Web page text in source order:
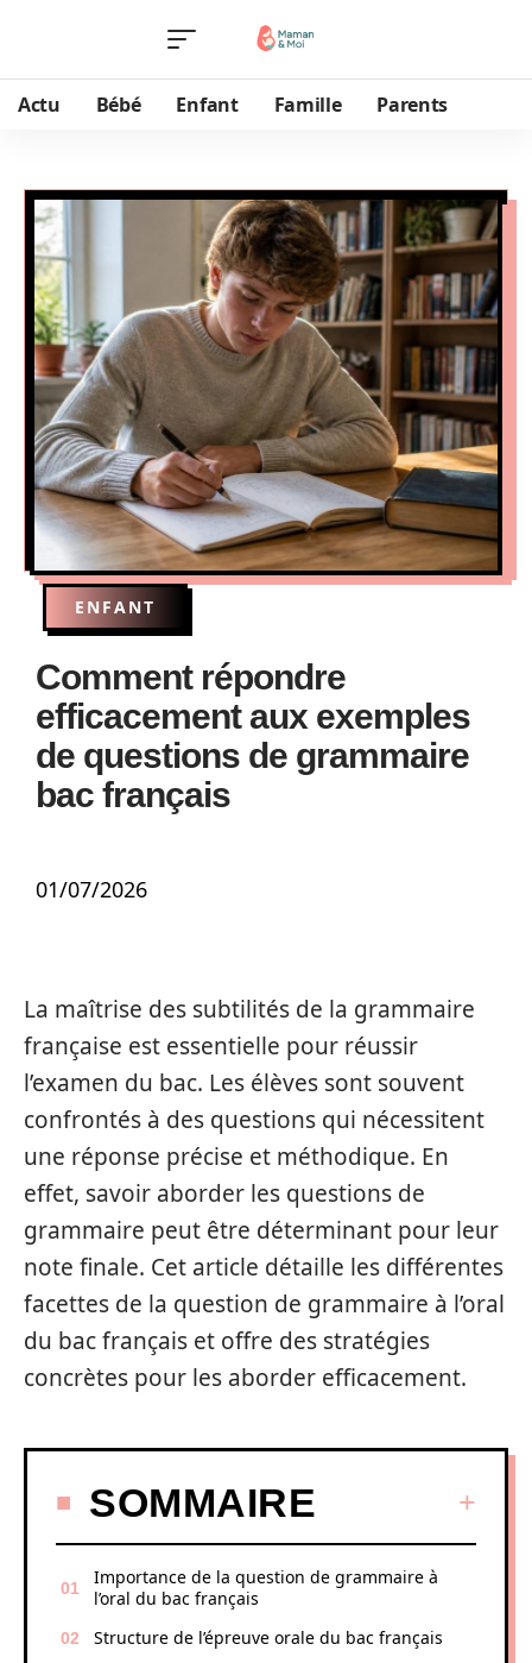
Actu Bébé Enfant Famille Parents
ENFANT
Comment répondre
efficacement aux exemples
de questions de grammaire
bac français
01/07/2026
La maîtrise des subtilités de la grammaire
française est essentielle pour réussir
l’examen du bac. Les élèves sont souvent
confrontés à des questions qui nécessitent
une réponse précise et méthodique. En
effet, savoir aborder les questions de
grammaire peut être déterminant pour leur
note finale. Cet article détaille les différentes
facettes de la question de grammaire à l’oral
du bac français et offre des stratégies
concrètes pour les aborder efficacement.
SOMMAIRE
Importance de la question de grammaire à
l’oral du bac français
Structure de l’épreuve orale du bac français